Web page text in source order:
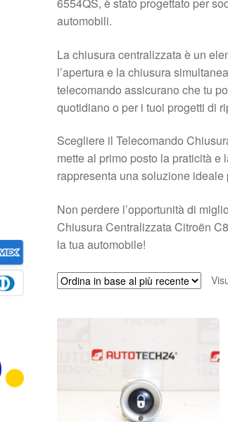
automobili.
La chiusura centralizzata è un
l’apertura e la chiusura
telecomando assicurano che tu
quotidiano o per i tuoi progetti di
Scegliere il Telecomando
mette al primo posto la praticità
rappresenta una soluzione
Non perdere l’opportunità di
Chiusura Centralizzata Citroën
la tua automobile!